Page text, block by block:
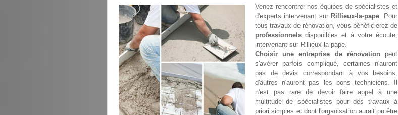
Venez rencontrer nos équipes de spécialistes et
d'experts intervenant sur Rillieux-la-pape. Pour
tous travaux de rénovation, vous bénéficierez de
professionnels disponibles et à votre écoute,
intervenant sur Rillieux-la-pape.
Choisir une entreprise de rénovation peut
s'avérer parfois compliqué, certaines n'auront
pas de devis correspondant à vos besoins,
d'autres n'auront pas les bons techniciens. Il
n'est pas rare de devoir faire appel à une
multitude de spécialistes pour des travaux à
priori simples et dont l'organisation aurait pu être